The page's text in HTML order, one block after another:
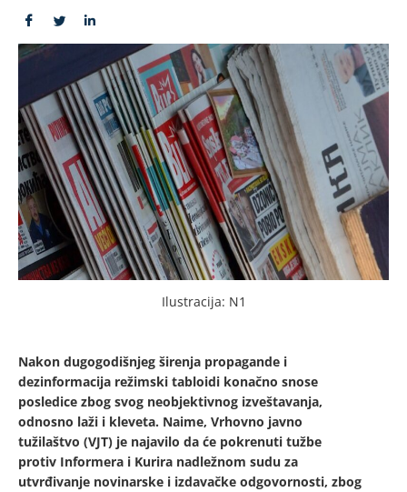
Ilustracija: N1
Nakon dugogodišnjeg širenja propagande i
dezinformacija režimski tabloidi konačno snose
posledice zbog svog neobjektivnog izveštavanja,
odnosno laži i kleveta. Naime, Vrhovno javno
tužilaštvo (VJT) je najavilo da će pokrenuti tužbe
protiv Informera i Kurira nadležnom sudu za
utvrđivanje novinarske i izdavačke odgovornosti, zbog